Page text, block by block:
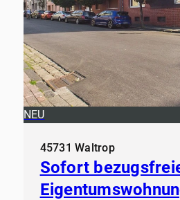
NEU
45731 Waltrop
Sofort